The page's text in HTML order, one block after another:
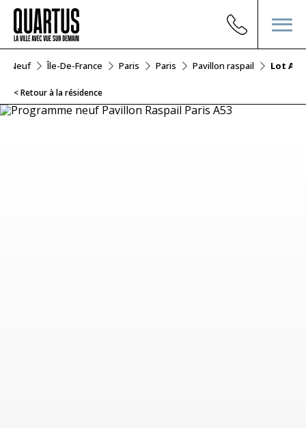
Neuf Île-De-France Paris Paris Pavillon raspail Lot A53
< Retour à la résidence